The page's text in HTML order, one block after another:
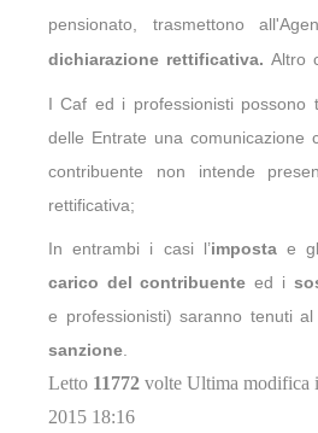
pensionato, trasmettono
dichiarazione rettificativa. Altro
I Caf ed i professionisti possono
delle Entrate una comunicazione
contribuente non intende
rettificativa;
In entrambi i casi l’impostae
carico del contribuente ed i
e professionisti) saranno tenuti
sanzione
Letto 11772 volte Ultima modifica
2015 18:16